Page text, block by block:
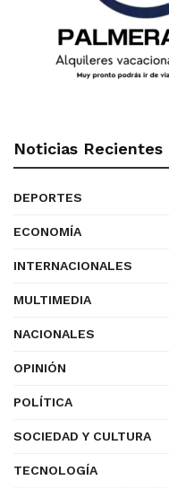
Noticias Recientes
DEPORTES
ECONOMÍA
INTERNACIONALES
MULTIMEDIA
NACIONALES
OPINIÓN
POLÍTICA
SOCIEDAD Y CULTURA
TECNOLOGÍA